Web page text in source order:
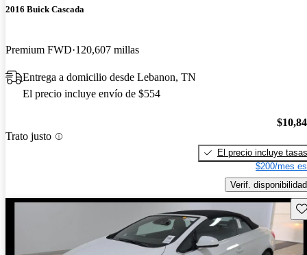
2016 Buick Cascada
Premium FWD 120,607 millas
Entrega a domicilio desde Lebanon, TN
El precio incluye envío de $554
Trato justo
El precio incluye tasas
$200/mes
Verif. disponibilidad